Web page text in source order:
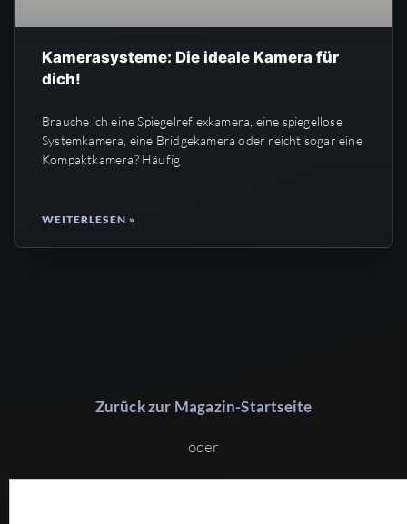
Kamerasysteme: Die ideale Kamera für
dich!
Brauche ich eine Spiegelreflexkamera, eine spiegellose
Systemkamera, eine Bridgekamera oder reicht sogar eine
Kompaktkamera? Häufig
WEITERLESEN »
Zurück zur Magazin-Startseite
oder